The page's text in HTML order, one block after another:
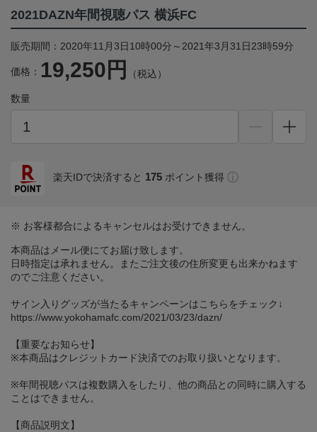
2021DAZN年間視聴パス 横浜FC
販売期間：2020年11月3日10時00分～2021年3月31日23時59分
価格： 19,250円 （税込）
数量
楽天IDで決済すると 175 ポイント獲得
※ お客様都合によるキャンセルはお受けできません。
本商品はメール便にてお届け致します。
日時指定は承れません。またご注文後の住所変更も出来かねます
のでご注意ください。
サイン入りグッズが当たるキャンペーンはこちらをチェック↓
https://www.yokohamafc.com/2021/03/23/dazn/
【重要なお知らせ】
※本商品はクレジットカード決済でのお取り扱いとなります。
※年間視聴パスは複数購入をしたり、他の商品との同時に購入する
ことはできません。
【商品説明文】